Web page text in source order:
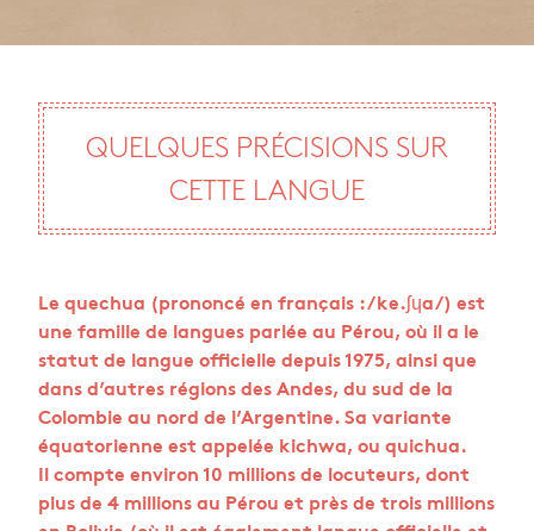
QUELQUES PRÉ­CI­SIONS SUR
CETTE LANGUE
Le que­chua (pro­noncé en fran­çais : /ke.ʃɥa/) est
une famille de langues par­lée au Pérou, où il a le
sta­tut de langue offi­cielle depuis 1975, ainsi que
dans d’autres régions des Andes, du sud de la
Colom­bie au nord de l’Ar­gen­tine. Sa variante
équa­to­rienne est appe­lée kichwa, ou qui­chua.
Il compte envi­ron 10 mil­lions de locu­teurs, dont
plus de 4 mil­lions au Pérou et près de trois mil­lions